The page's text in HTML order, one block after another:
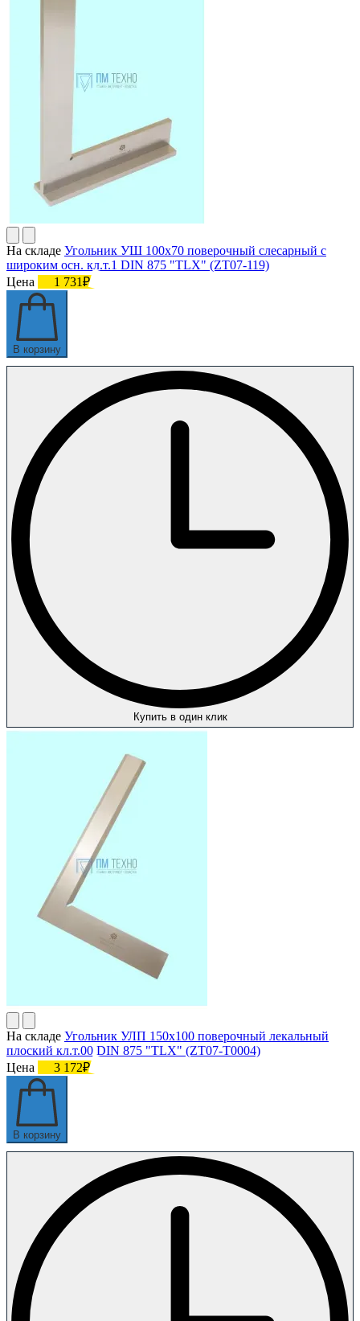
На складе Угольник УШ 100х70 поверочный слесарный с
широким осн. кл.т.1 DIN 875 "TLX" (ZT07-119)
Цена
1 731₽
В корзину
Купить в один клик
На складе Угольник УЛП 150х100 поверочный лекальный
плоский кл.т.00 DIN 875 "TLX" (ZT07-T0004)
Цена
3 172₽
В корзину